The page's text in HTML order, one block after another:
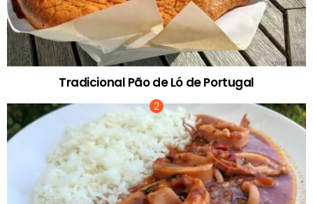
Tradicional Pão de Ló de Portugal